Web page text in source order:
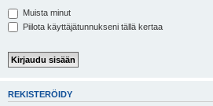
Muista minut
Piilota käyttäjätunnukseni tällä kertaa
REKISTERÖIDY